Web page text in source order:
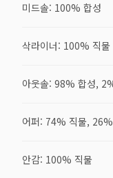
미드솔: 100% 합성
삭라이너: 100% 직물
아웃솔: 98% 합성,
어퍼: 74% 직물,
안감: 100% 직물